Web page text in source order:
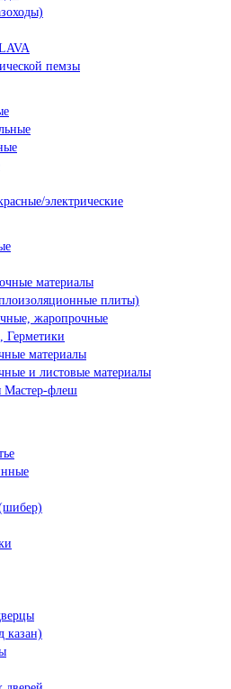
пемзы
электрические
материалы
плиты)
жаропрочные
Герметики
материалы
и листовые материалы
Мастер-флеш
казан)